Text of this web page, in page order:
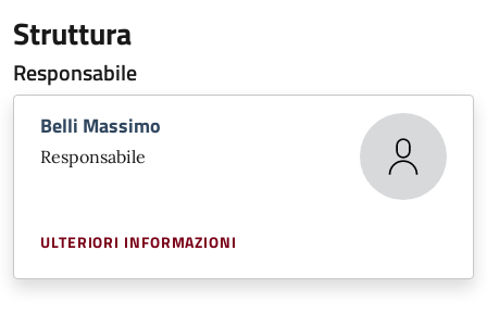
Struttura
Responsabile
Belli Massimo
Responsabile
ULTERIORI INFORMAZIONI